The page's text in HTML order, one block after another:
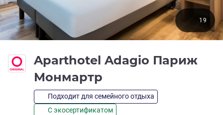
Aparthotel Adagio Париж
Монмартр
Подходит для семейного отдыха
С экосертификатом
19